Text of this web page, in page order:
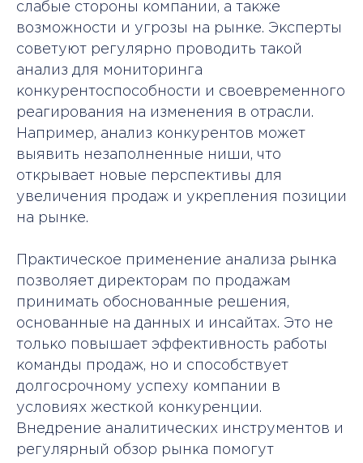
слабые стороны компании, а также
возможности и угрозы на рынке. Эксперты
советуют регулярно проводить такой
анализ для мониторинга
конкурентоспособности и своевременного
реагирования на изменения в отрасли.
Например, анализ конкурентов может
выявить незаполненные ниши, что
открывает новые перспективы для
увеличения продаж и укрепления позиции
на рынке.
Практическое применение анализа рынка
позволяет директорам по продажам
принимать обоснованные решения,
основанные на данных и инсайтах. Это не
только повышает эффективность работы
команды продаж, но и способствует
долгосрочному успеху компании в
условиях жесткой конкуренции.
Внедрение аналитических инструментов и
регулярный обзор рынка помогут